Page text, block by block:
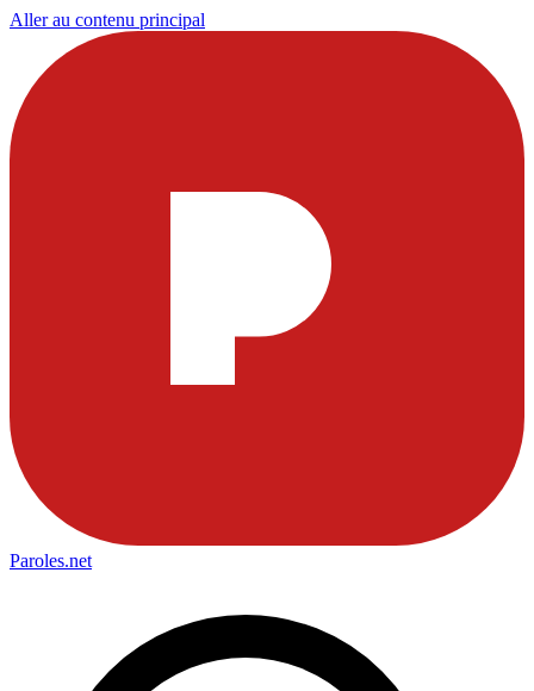
Aller au contenu principal
Paroles.net